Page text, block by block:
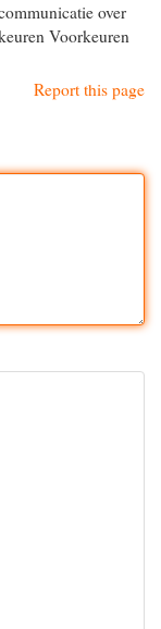
over
Voorkeuren
Report this page